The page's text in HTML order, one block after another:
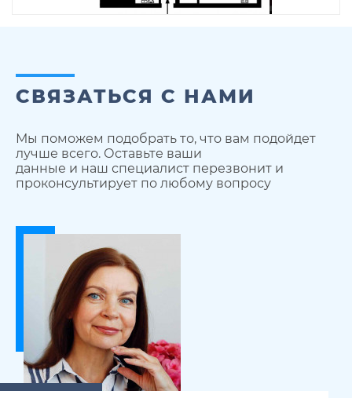
СВЯЗАТЬСЯ С НАМИ
Мы поможем подобрать то, что вам подойдет
лучше всего. Оставьте ваши
данные и наш специалист перезвонит и
проконсультирует по любому вопросу